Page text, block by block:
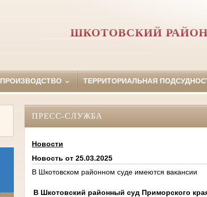
ШКОТОВСКИЙ
ТЕРРИТОРИАЛЬНАЯ
ПРЕСС-СЛУЖБА
Новости
Новость от 25.03.2025
В Шкотовском районном суде имеются вакансии
В Шкотовский районный суд Приморского